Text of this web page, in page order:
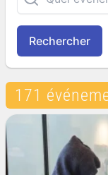
Rechercher
171